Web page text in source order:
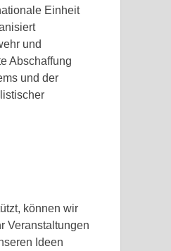
Einheit
und
Abschaffung
und der
können wir
Veranstaltungen
Ideen